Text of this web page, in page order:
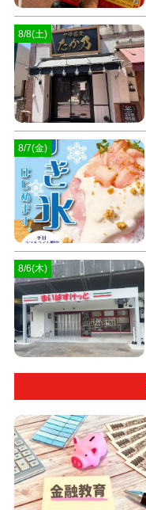
8/8(土)
8/7(金)
8/6(木)